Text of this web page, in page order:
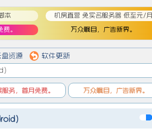
本 机房直营 免实名服务器 低至元/月
。 万众瞩目，广告新界。
盘资源 软件更新
服务，首月免费。 万众瞩目，广告新界。
）